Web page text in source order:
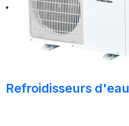
Refroidisseurs d'eau